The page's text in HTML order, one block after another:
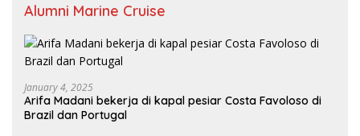
Alumni Marine Cruise
January 4, 2025
Arifa Madani bekerja di kapal pesiar Costa Favoloso di
Brazil dan Portugal